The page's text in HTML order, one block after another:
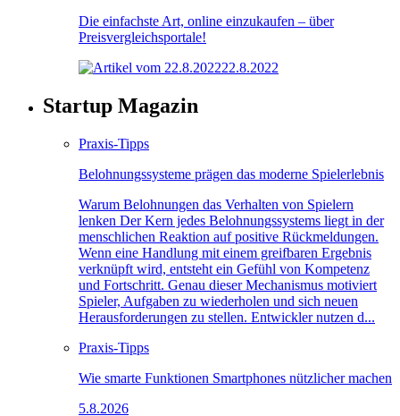
Die einfachste Art, online einzukaufen – über
Preisvergleichsportale!
22.8.2022
Startup Magazin
Praxis-Tipps
Belohnungssysteme prägen das moderne Spielerlebnis
Warum Belohnungen das Verhalten von Spielern
lenken Der Kern jedes Belohnungssystems liegt in der
menschlichen Reaktion auf positive Rückmeldungen.
Wenn eine Handlung mit einem greifbaren Ergebnis
verknüpft wird, entsteht ein Gefühl von Kompetenz
und Fortschritt. Genau dieser Mechanismus motiviert
Spieler, Aufgaben zu wiederholen und sich neuen
Herausforderungen zu stellen. Entwickler nutzen d...
Praxis-Tipps
Wie smarte Funktionen Smartphones nützlicher machen
5.8.2026